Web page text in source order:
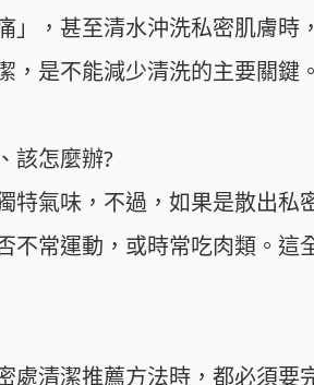
」，甚至清水沖洗私密肌膚時
，是不能減少清洗的主要關鍵。
該怎麼辦?
特氣味，不過，如果是散出私
不常運動，或時常吃肉類。這
處清潔推薦方法時，都必須要